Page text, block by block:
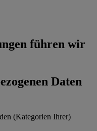
führen wir
Daten
(Kategorien Ihrer)